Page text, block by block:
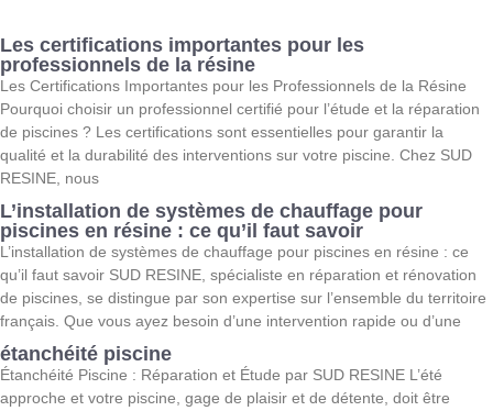
Les certifications importantes pour les
professionnels de la résine
Les Certifications Importantes pour les Professionnels de la Résine
Pourquoi choisir un professionnel certifié pour l’étude et la réparation
de piscines ? Les certifications sont essentielles pour garantir la
qualité et la durabilité des interventions sur votre piscine. Chez SUD
RESINE, nous
L’installation de systèmes de chauffage pour
piscines en résine : ce qu’il faut savoir
L’installation de systèmes de chauffage pour piscines en résine : ce
qu’il faut savoir SUD RESINE, spécialiste en réparation et rénovation
de piscines, se distingue par son expertise sur l’ensemble du territoire
français. Que vous ayez besoin d’une intervention rapide ou d’une
étanchéité piscine
Étanchéité Piscine : Réparation et Étude par SUD RESINE L’été
approche et votre piscine, gage de plaisir et de détente, doit être